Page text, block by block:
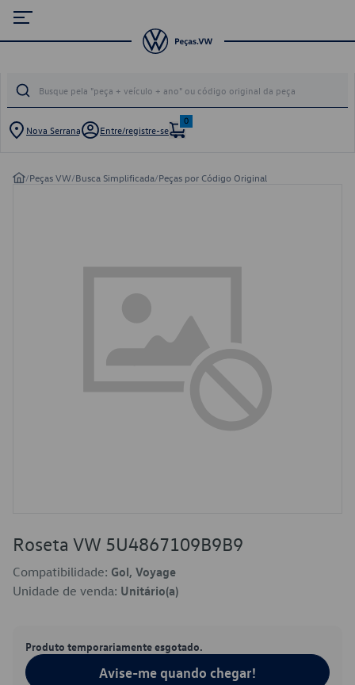
Nova Serrana Entre/registre-se
0
/Peças VW/Busca Simplificada/Peças por Código Original
Roseta VW 5U4867109B9B9
Compatibilidade: Gol, Voyage
Unidade de venda: Unitário(a)
Produto temporariamente esgotado.
Avise-me quando chegar!